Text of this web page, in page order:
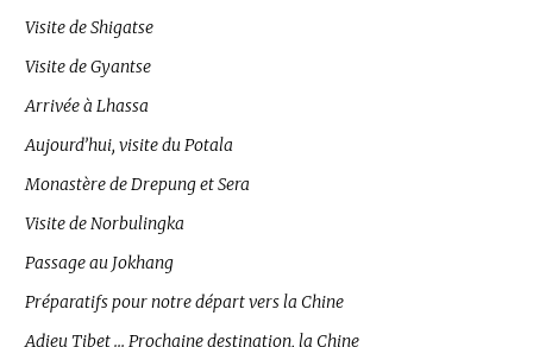
Visite de Shigatse
Visite de Gyantse
Arrivée à Lhassa
Aujourd’hui, visite du Potala
Monastère de Drepung et Sera
Visite de Norbulingka
Passage au Jokhang
Préparatifs pour notre départ vers la Chine
Adieu Tibet … Prochaine destination, la Chine